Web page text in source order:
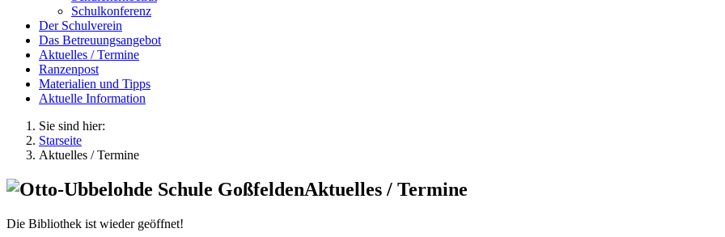
Schulkonferenz
Der Schulverein
Das Betreuungsangebot
Aktuelles / Termine
Ranzenpost
Materialien und Tipps
Aktuelle Information
Sie sind hier:
Starseite
Aktuelles / Termine
Aktuelles / Termine
Die Bibliothek ist wieder geöffnet!